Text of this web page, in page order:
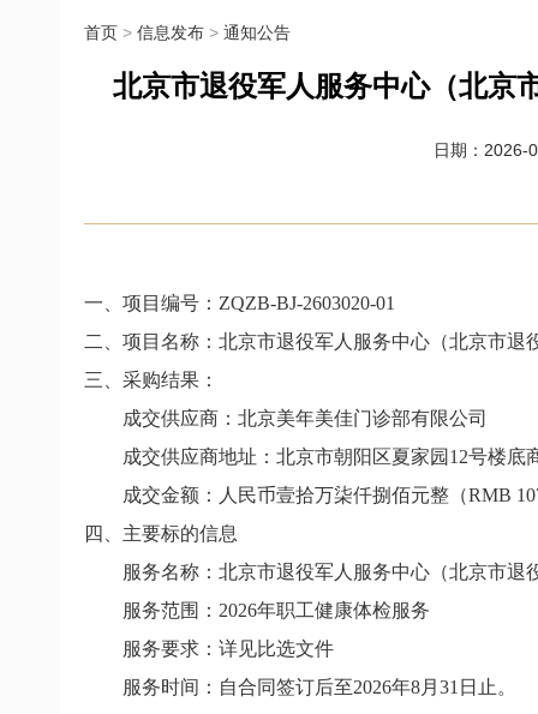
首页 > 信息发布 > 通知公告
北京市退役军人服务中心（北京
日期：2026-
一、项目编号： ZQZB-BJ-2603020-01
二、项目名称：北京市退役军人服务中心（北京市退
三、采购结果：
成交供应商：北京美年美佳门诊部有限公司
成交供应商地址：北京市朝阳区夏家园 12号楼底
成交金额：人民币壹拾万柒仟捌佰元整（RMB
四、主要标的信息
服务名称： 北京市退役军人服务中心（北京市退
服务范围： 2026年职工健康体检服务
服务要求：详见比选文件
服务时间： 自合同签订后至2026年8月 31 日止。